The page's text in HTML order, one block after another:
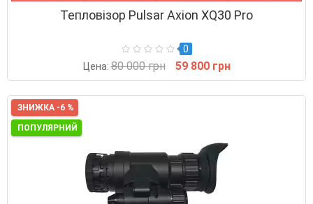
Тепловізор Pulsar Axion XQ30 Pro
0
Цена:80 000 грн 59 800 грн
ЗНИЖКА -6 %
ПОПУЛЯРНИЙ